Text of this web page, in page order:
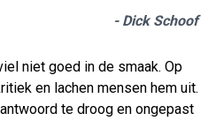
- Dick Schoof
niet goed in de smaak. Op
en lachen mensen hem uit.
te droog en ongepast